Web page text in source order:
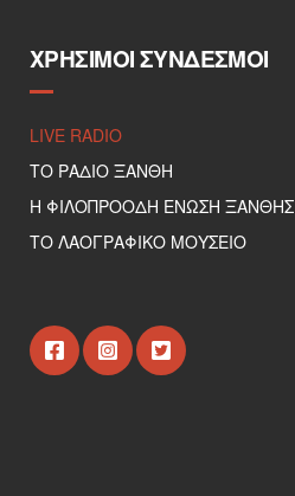
ΧΡΉΣΙΜΟΙ ΣΎΝΔΕΣΜΟΙ
LIVE RADIO
ΤΟ ΡΑΔΙΟ ΞΑΝΘΗ
Η ΦΙΛΟΠΡΟΟΔΗ ΕΝΩΣΗ ΞΑΝΘΗΣ
ΤΟ ΛΑΟΓΡΑΦΙΚΟ ΜΟΥΣΕΙΟ